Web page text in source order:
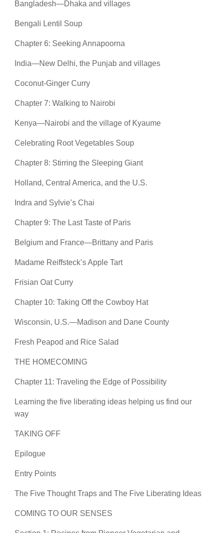
Bangladesh—Dhaka and villages
Bengali Lentil Soup
Chapter 6: Seeking Annapoorna
India—New Delhi, the Punjab and villages
Coconut-Ginger Curry
Chapter 7: Walking to Nairobi
Kenya—Nairobi and the village of Kyaume
Celebrating Root Vegetables Soup
Chapter 8: Stirring the Sleeping Giant
Holland, Central America, and the U.S.
Indra and Sylvie’s Chai
Chapter 9: The Last Taste of Paris
Belgium and France—Brittany and Paris
Madame Reiffsteck’s Apple Tart
Frisian Oat Curry
Chapter 10: Taking Off the Cowboy Hat
Wisconsin, U.S.—Madison and Dane County
Fresh Peapod and Rice Salad
THE HOMECOMING
Chapter 11: Traveling the Edge of Possibility
Learning the five liberating ideas helping us find our
way
TAKING OFF
Epilogue
Entry Points
The Five Thought Traps and The Five Liberating Ideas
COMING TO OUR SENSES